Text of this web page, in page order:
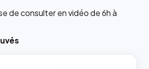
de consulter en vidéo de 6h à